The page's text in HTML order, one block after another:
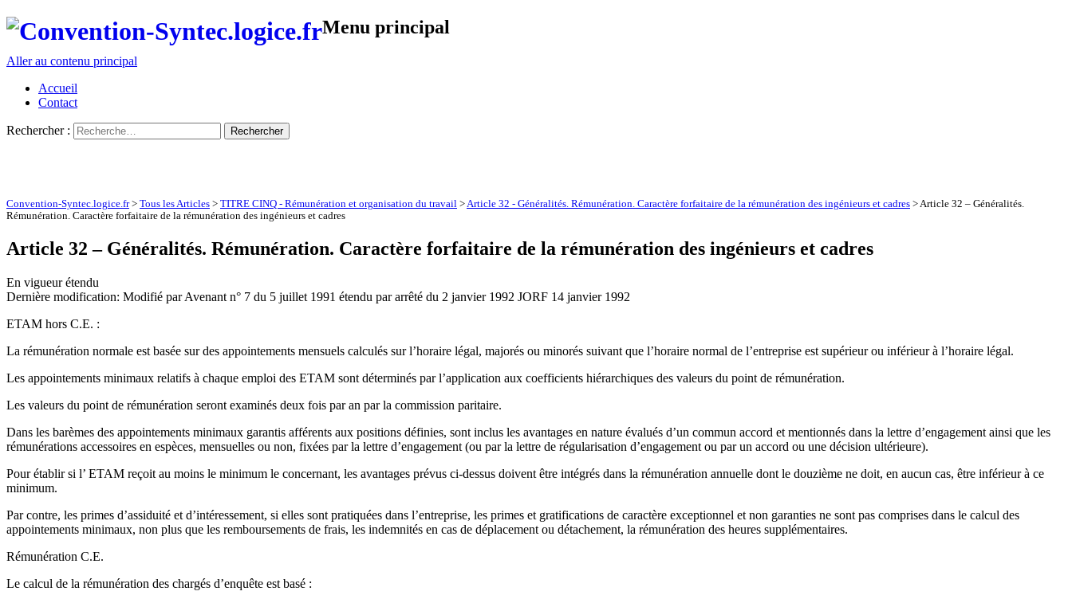
Menu principal
Aller au contenu principal
Accueil
Contact
Rechercher :
Convention-Syntec.logice.fr> Tous les Articles > TITRE CINQ - Rémunération et organisation du travail >Article 32 - Généralités. Rémunération. Caractère forfaitaire de la rémunération des ingénieurs et cadres > Article 32 – Généralités.
Rémunération. Caractère forfaitaire de la rémunération des ingénieurs et cadres
Article 32 – Généralités. Rémunération. Caractère forfaitaire de la rémunération des ingénieurs et cadres
En vigueur étendu
Dernière modification: Modifié par Avenant n° 7 du 5 juillet 1991 étendu par arrêté du 2 janvier 1992 JORF 14 janvier 1992
ETAM hors C.E. :
La rémunération normale est basée sur des appointements mensuels calculés sur l’horaire légal, majorés ou minorés suivant que l’horaire normal de l’entreprise est supérieur ou inférieur à l’horaire légal.
Les appointements minimaux relatifs à chaque emploi des ETAM sont déterminés par l’application aux coefficients hiérarchiques des valeurs du point de rémunération.
Les valeurs du point de rémunération seront examinés deux fois par an par la commission paritaire.
Dans les barèmes des appointements minimaux garantis afférents aux positions définies, sont inclus les avantages en nature évalués d’un commun accord et mentionnés dans la lettre d’engagement ainsi que les
rémunérations accessoires en espèces, mensuelles ou non, fixées par la lettre d’engagement (ou par la lettre de régularisation d’engagement ou par un accord ou une décision ultérieure).
Pour établir si l’ ETAM reçoit au moins le minimum le concernant, les avantages prévus ci-dessus doivent être intégrés dans la rémunération annuelle dont le douzième ne doit, en aucun cas, être inférieur à ce
minimum.
Par contre, les primes d’assiduité et d’intéressement, si elles sont pratiquées dans l’entreprise, les primes et gratifications de caractère exceptionnel et non garanties ne sont pas comprises dans le calcul des
appointements minimaux, non plus que les remboursements de frais, les indemnités en cas de déplacement ou détachement, la rémunération des heures supplémentaires.
Rémunération C.E.
Le calcul de la rémunération des chargés d’enquête est basé :